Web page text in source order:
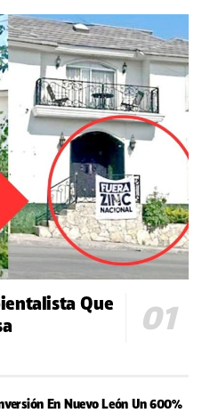
Que
En Nuevo León Un 600%